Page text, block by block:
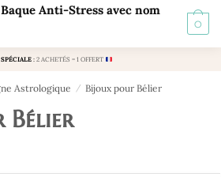
0
SPÉCIALE:2 ACHETÉS = 1 OFFERT
Astrologique / Bijoux pour Bélier
Bélier